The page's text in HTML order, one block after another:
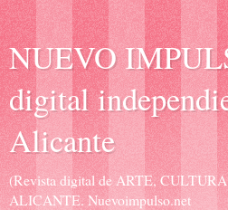
NUEVO
digital
Alicante
(Revista digital de ARTE,
ALICANTE. Nuevoimpulso.net